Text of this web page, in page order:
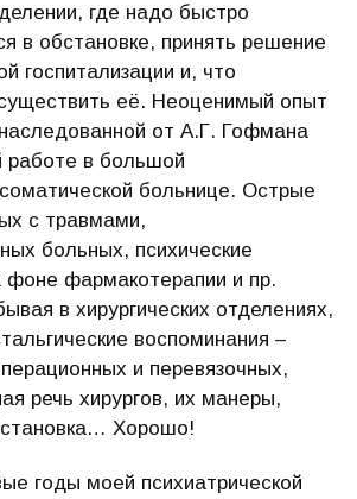
где надо быстро
в обстановке, принять решение
госпитализации и, что
её. Неоценимый опыт
от А.Г. Гофмана
работе в большой
больнице. Острые
с травмами,
больных, психические
фоне фармакотерапии и пр.
в хирургических отделениях,
воспоминания –
и перевязочных,
речь хирургов, их манеры,
Хорошо!
годы моей психиатрической